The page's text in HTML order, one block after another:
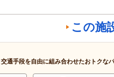
この施
通手段を自由に組み合わせたおトクな